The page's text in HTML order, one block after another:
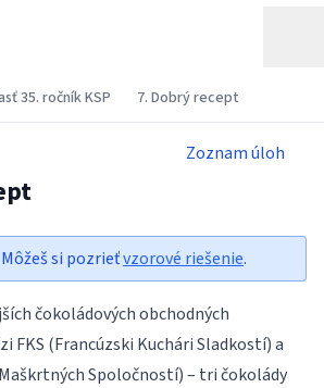
35. ročník KSP 7. Dobrý recept
Zoznam úloh
si pozrieťvzorové riešenie.
čokoládových obchodných
FKS (Francúzski Kuchári Sladkostí) a
Spoločností) – tri čokolády